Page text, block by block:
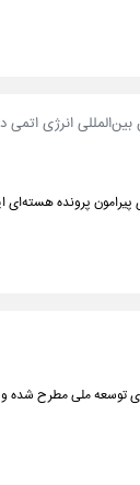
انرژی اتمی
پرونده
توسعه ملی مطرح